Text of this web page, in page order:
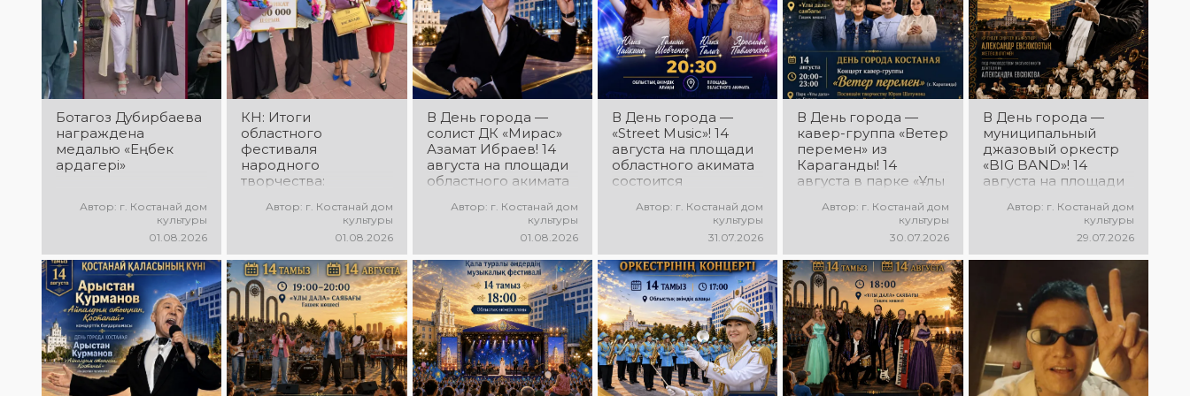
состоится
выездной концерт
творческих
коллективов ДК
«Мирас» «Ән
қанатындағы
Приглашаем всех
на праздничную
концертную
программу!
23.07.2026
г. Костанай дом
культуры
Костанай,
встречай NE
PROSTO
ORCHESTRA! 15
августа NE
PROSTO
ORCHESTRA
выступит на
концерте,
посвящённом
Дню города!
@ne_prosto_orchestra
незабываемые
эмоции и особая
праздничная
атмосфера!
прекрасные песни,
зажигательные
танцы и
праздничное
настроение!
постановки, яркие
образы,
зажигательные
ритмы и
праздничное
настроение!
Ботагоз Дубирбаева
награждена
медалью «Еңбек
ардагері»
Автор: г. Костанай дом
культуры
01.08.2026
КН: Итоги
областного
фестиваля
народного
творчества:
Автор: г. Костанай дом
культуры
01.08.2026
В День города —
солист ДК «Мирас»
Азамат Ибраев! 14
августа на площади
областного акимата
концертная
программа Азамата
Ибраева! Вас ждут
любимые песни,
яркое выступление,
мощная энергия и
праздничное
настроение!
Автор: г. Костанай дом
культуры
01.08.2026
В День города —
«Street Music»! 14
августа на площади
областного акимата
состоится
программа
коллективов города
«Street Music»! Вас
ждут современная
музыка, яркие
выступления,
мощная энергия и
праздничное
настроение!
Автор: г. Костанай дом
культуры
31.07.2026
В День города —
кавер-группа «Ветер
перемен» из
Караганды! 14
августа в парке «Ұлы
концерт,
творчеству Юрия
Шатунова и группы
«Ласковый май»! Вас
ждут любимые
песни, тёплые
воспоминания и
особая музыкальная
атмосфера!
Автор: г. Костанай дом
культуры
30.07.2026
В День города —
муниципальный
джазовый оркестр
«BIG BAND»! 14
августа на площади
состоится концерт
муниципального
джазового оркестра
«BIG BAND»!
Руководитель
оркестра —
заслуженный
деятель РК
Александр Евсюков.
Музыкальный
руководитель-
аранжировщик —
Автор: г. Костанай дом
культуры
29.07.2026